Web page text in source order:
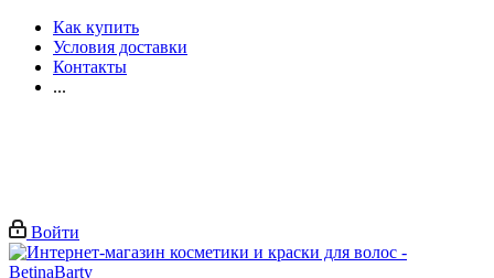
Как купить
Условия доставки
Контакты
...
Войти